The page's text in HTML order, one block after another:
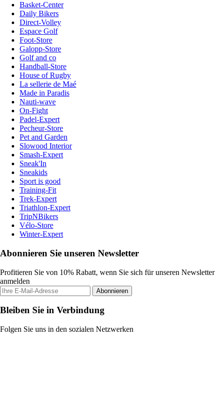
Basket-Center
Daily Bikers
Direct-Volley
Espace Golf
Foot-Store
Galopp-Store
Golf and co
Handball-Store
House of Rugby
La sellerie de Maé
Made in Paradis
Nauti-wave
On-Fight
Padel-Expert
Pecheur-Store
Pet and Garden
Slowood Interior
Smash-Expert
Sneak'In
Sneakids
Sport is good
Training-Fit
Trek-Expert
Triathlon-Expert
TripNBikers
Vélo-Store
Winter-Expert
Abonnieren Sie unseren Newsletter
Profitieren Sie von 10% Rabatt, wenn Sie sich für unseren Newsletter
anmelden
Abonnieren
Bleiben Sie in Verbindung
Folgen Sie uns in den sozialen Netzwerken